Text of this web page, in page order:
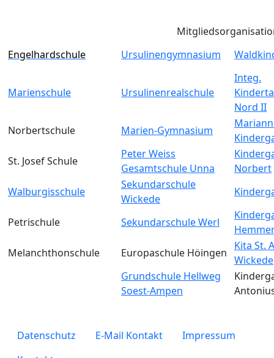
Engelhardschule
Ursulinengymnasium
Marienschule Ursulinenrealschule
Integ.
Nord II
Norbertschule
Marien-Gymnasium
St. Josef Schule
Peter Weiss
Gesamtschule Unna
Norbert
Walburgisschule
Sekundarschule
Wickede
Petrischule Sekundarschule Werl
Melanchthonschule
Europaschule Höingen
Kita St.
Wickede
Grundschule Hellweg
Soest-Ampen
legals
Datenschutz E-Mail Kontakt
Impressum